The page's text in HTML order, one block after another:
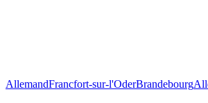
AllemandFrancfort-sur-l'OderBrandebourg